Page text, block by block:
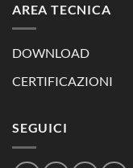
AREA TECNICA
DOWNLOAD
CERTIFICAZIONI
SEGUICI